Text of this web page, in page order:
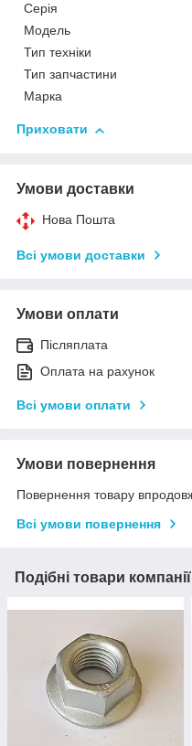
Серія
Модель
Тип техніки
Тип запчастини
Марка
Приховати
Умови доставки
Нова Пошта
Всі умови доставки
Умови оплати
Післяплата
Оплата на рахунок
Всі умови оплати
Умови повернення
Повернення товару
Всі умови повернення
Подібні товари компанії